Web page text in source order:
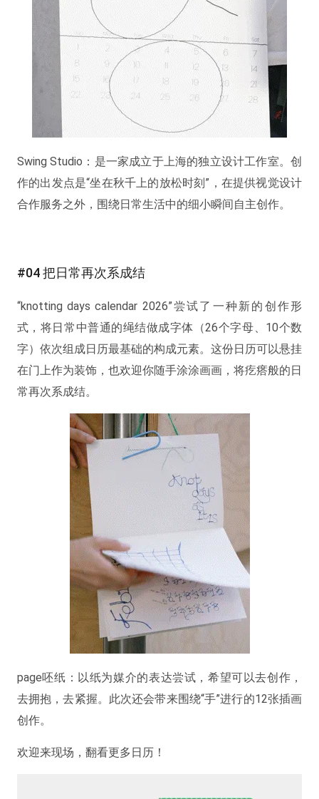
Swing Studio：是一家成立于上海的独立设计工作室。创
作的出发点是“坐在秋千上的放松时刻”，在提供视觉设计
合作服务之外，围绕日常生活中的细小瞬间自主创作。
#04 把日常再次系成结
“knotting days calendar 2026”尝试了一种新的创作形
式，将日常中普通的绳结做成字体（26个字母、10个数
字）依次组成日历最基础的构成元素。这份日历可以悬挂
在门上作为装饰，也欢迎你随手涂涂画画，将疙瘩般的日
常再次系成结。
page呸纸：以纸为媒介的表达尝试，希望可以去创作，
去拥抱，去紧握。此次还会带来围绕“手”进行的12张插画
创作。
欢迎来现场，翻看更多日历！